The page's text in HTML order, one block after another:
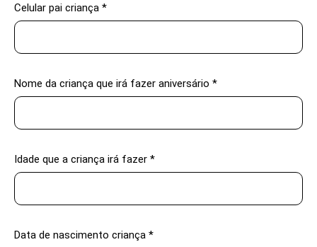
Celular pai criança *
Nome da criança que irá fazer aniversário *
Idade que a criança irá fazer *
Data de nascimento criança *